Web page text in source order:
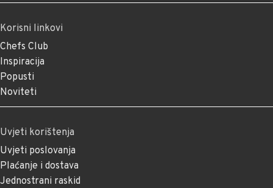
Korisni linkovi
Chefs Club
Inspiracija
Popusti
Noviteti
Uvjeti korištenja
Uvjeti poslovanja
Plaćanje i dostava
Jednostrani raskid